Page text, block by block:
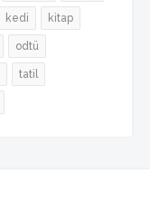
kedi kitap
odtü
tatil